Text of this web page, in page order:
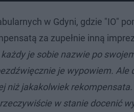
w Gdyni, gdzie "IO"
za zupełnie inną
je sobie nazwie po
je wypowiem. Ale
niż jakakolwiek
w stanie docenić